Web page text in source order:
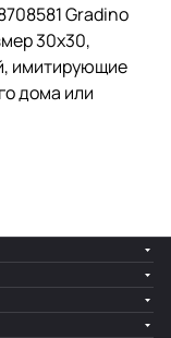
Gradino
30x30,
имитирующие
дома или